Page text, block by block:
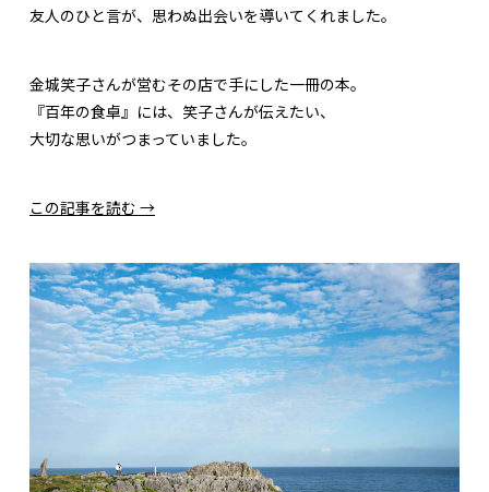
友人のひと言が、思わぬ出会いを導いてくれました。
金城笑子さんが営むその店で手にした一冊の本。
『百年の食卓』には、笑子さんが伝えたい、
大切な思いがつまっていました。
この記事を読む →